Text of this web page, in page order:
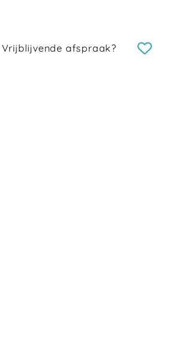
Vrijblijvende afspraak?